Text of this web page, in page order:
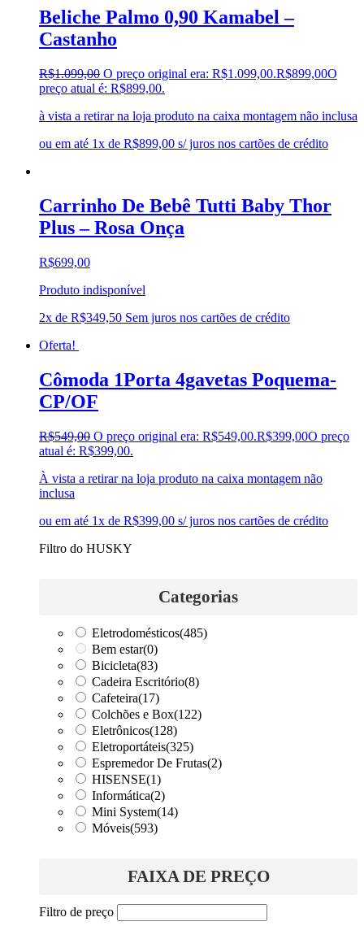
Beliche Palmo 0,90 Kamabel –
Castanho
R$1.099,00 O preço original era: R$1.099,00.R$899,00O
preço atual é: R$899,00.
à vista a retirar na loja produto na caixa montagem não inclusa
ou em até 1x de R$899,00 s/ juros nos cartões de crédito
Carrinho De Bebê Tutti Baby Thor
Plus – Rosa Onça
R$699,00
Produto indisponível
2x de R$349,50 Sem juros nos cartões de crédito
Oferta!
Cômoda 1Porta 4gavetas Poquema-
CP/OF
R$549,00 O preço original era: R$549,00.R$399,00O preço
atual é: R$399,00.
À vista a retirar na loja produto na caixa montagem não
inclusa
ou em até 1x de R$399,00 s/ juros nos cartões de crédito
Filtro do HUSKY
Categorias
Eletrodomésticos(485)
Bem estar(0)
Bicicleta(83)
Cadeira Escritório(8)
Cafeteira(17)
Colchões e Box(122)
Eletrônicos(128)
Eletroportáteis(325)
Espremedor De Frutas(2)
HISENSE(1)
Informática(2)
Mini System(14)
Móveis(593)
FAIXA DE PREÇO
Filtro de preço